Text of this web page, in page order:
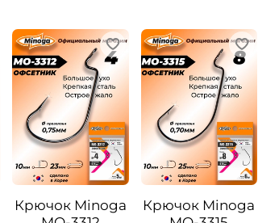
Крючок Minoga
Крючок Minoga